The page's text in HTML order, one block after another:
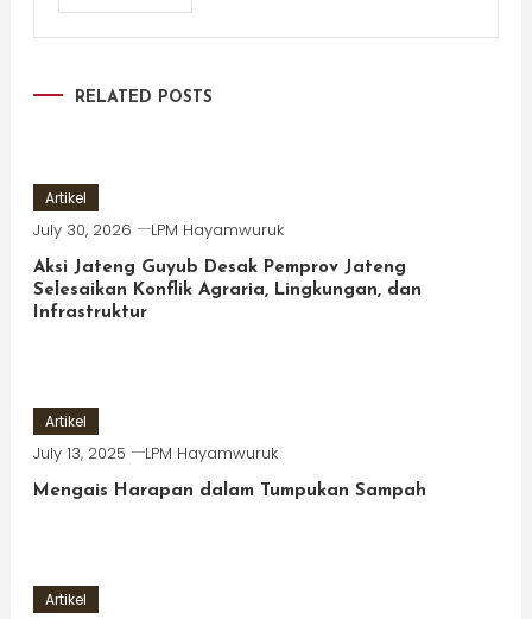
RELATED POSTS
Artikel
July 30, 2026 LPM Hayamwuruk
Aksi Jateng Guyub Desak Pemprov Jateng
Selesaikan Konflik Agraria, Lingkungan, dan
Infrastruktur
Artikel
July 13, 2025 LPM Hayamwuruk
Mengais Harapan dalam Tumpukan Sampah
Artikel